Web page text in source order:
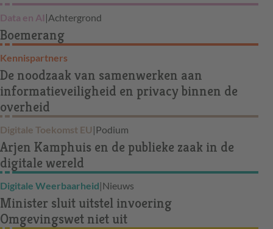
Data en AI |Achtergrond
Boemerang
Kennispartners
De noodzaak van samenwerken aan
informatieveiligheid en privacy binnen de
overheid
Digitale Toekomst EU |Podium
Arjen Kamphuis en de publieke zaak in de
digitale wereld
Digitale Weerbaarheid|Nieuws
Minister sluit uitstel invoering
Omgevingswet niet uit